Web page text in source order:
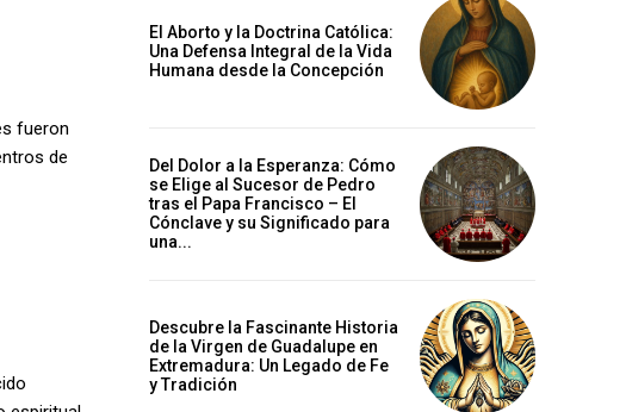
fueron
de
El Aborto y la Doctrina Católica:
Una Defensa Integral de la Vida
Humana desde la Concepción
Del Dolor a la Esperanza: Cómo
se Elige al Sucesor de Pedro
tras el Papa Francisco – El
Cónclave y su Significado para
una...
Descubre la Fascinante Historia
de la Virgen de Guadalupe en
Extremadura: Un Legado de Fe
y Tradición